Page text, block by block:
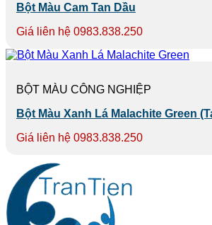
Bột Màu Cam Tan Dầu
Giá liên hệ 0983.838.250
BỘT MÀU CÔNG NGHIỆP
Bột Màu Xanh Lá Malachite Green
Giá liên hệ 0983.838.250